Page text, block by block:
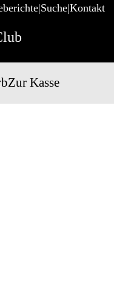
Suche Kontakt
Zur Kasse